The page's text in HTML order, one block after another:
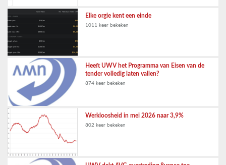
Elke orgie kent een einde
1011 keer bekeken
Heeft UWV het Programma van Eisen van de
tender volledig laten vallen?
874 keer bekeken
Werkloosheid in mei 2026 naar 3,9%
802 keer bekeken